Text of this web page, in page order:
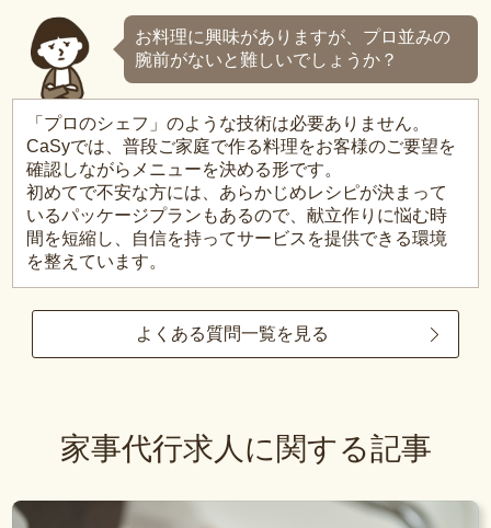
お料理に興味がありますが、プロ並みの
腕前がないと難しいでしょうか？
「プロのシェフ」のような技術は必要ありません。
CaSyでは、普段ご家庭で作る料理をお客様のご要望を
確認しながらメニューを決める形です。
初めてで不安な方には、あらかじめレシピが決まって
いるパッケージプランもあるので、献立作りに悩む時
間を短縮し、自信を持ってサービスを提供できる環境
を整えています。
よくある質問一覧を見る
家事代行求人に関する記事